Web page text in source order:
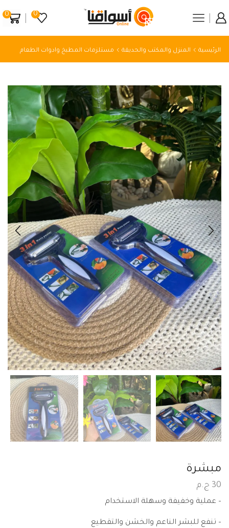
0
0
الرئيسية المنزل والمكتب والحديقة مستلزمات المطبخ وادوات الطعام
مبشرة
30 ج.م
– عملية وخفيفة وسهلة الاستخدام
– تنفع للبشر الناعم والخشن والتقطيع